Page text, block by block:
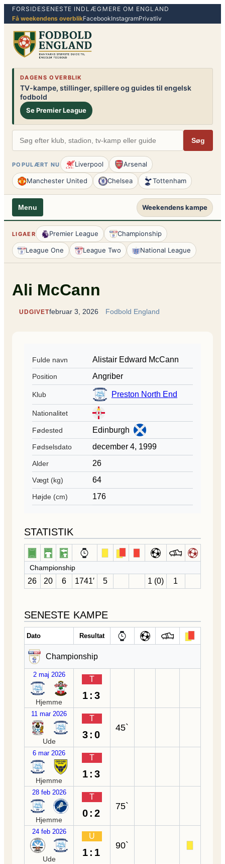
Spring
indhold
FORSIDESENESTE INDLÆGMERE OM ENGLAND
Få weekendens overblikFacebookInstagramPrivatliv
DAGENS OVERBLIK
TV-kampe, stillinger, spillere og guides til engelsk
fodbold
Se Premier League
Søg
POPULÆRT NU Liverpool Arsenal
Manchester United Chelsea Tottenham
Menu Weekendens kampe
LIGAER Premier League Championship
League One League Two National League
Ali McCann
UDGIVETfebruar 3, 2026 Fodbold England
Fulde navn Alistair Edward McCann
Position Angriber
Klub Preston North End
Nationalitet
Fødested Edinburgh
Fødselsdato december 4, 1999
Alder 26
Vægt (kg) 64
Højde (cm) 176
STATISTIK
Championship
26 20 6 1741′ 5 1 (0) 1
SENESTE KAMPE
Dato Resultat
Championship
2 maj 2026
Hjemme
T
1:3
11 mar 2026
Ude
T
3:0
45`
6 mar 2026
Hjemme
T
1:3
28 feb 2026
Hjemme
T
0:2
75`
24 feb 2026
Ude
U
1:1
90`